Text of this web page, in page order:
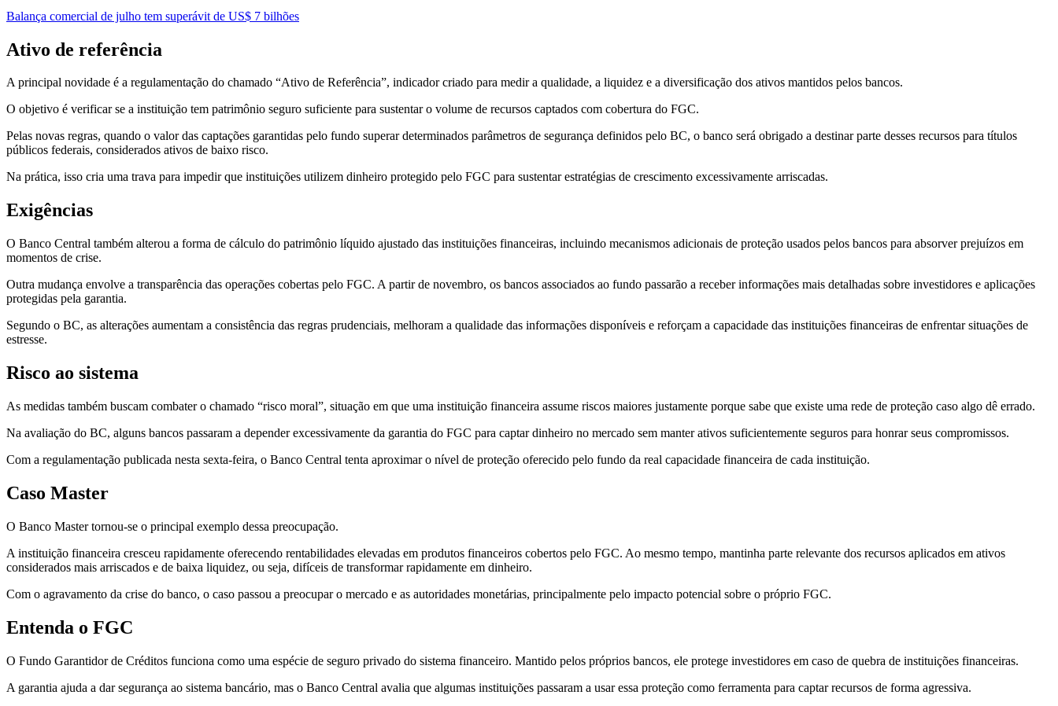
Balança comercial de julho tem superávit de US$ 7 bilhões
Ativo de referência
A principal novidade é a regulamentação do chamado “Ativo de Referência”, indicador criado para medir a qualidade, a liquidez e a diversificação dos ativos mantidos pelos bancos.
O objetivo é verificar se a instituição tem patrimônio seguro suficiente para sustentar o volume de recursos captados com cobertura do FGC.
Pelas novas regras, quando o valor das captações garantidas pelo fundo superar determinados parâmetros de segurança definidos pelo BC, o banco será obrigado a destinar parte desses recursos para títulos
públicos federais, considerados ativos de baixo risco.
Na prática, isso cria uma trava para impedir que instituições utilizem dinheiro protegido pelo FGC para sustentar estratégias de crescimento excessivamente arriscadas.
Exigências
O Banco Central também alterou a forma de cálculo do patrimônio líquido ajustado das instituições financeiras, incluindo mecanismos adicionais de proteção usados pelos bancos para absorver prejuízos em
momentos de crise.
Outra mudança envolve a transparência das operações cobertas pelo FGC. A partir de novembro, os bancos associados ao fundo passarão a receber informações mais detalhadas sobre investidores e aplicações
protegidas pela garantia.
Segundo o BC, as alterações aumentam a consistência das regras prudenciais, melhoram a qualidade das informações disponíveis e reforçam a capacidade das instituições financeiras de enfrentar situações de
estresse.
Risco ao sistema
As medidas também buscam combater o chamado “risco moral”, situação em que uma instituição financeira assume riscos maiores justamente porque sabe que existe uma rede de proteção caso algo dê errado.
Na avaliação do BC, alguns bancos passaram a depender excessivamente da garantia do FGC para captar dinheiro no mercado sem manter ativos suficientemente seguros para honrar seus compromissos.
Com a regulamentação publicada nesta sexta-feira, o Banco Central tenta aproximar o nível de proteção oferecido pelo fundo da real capacidade financeira de cada instituição.
Caso Master
O Banco Master tornou-se o principal exemplo dessa preocupação.
A instituição financeira cresceu rapidamente oferecendo rentabilidades elevadas em produtos financeiros cobertos pelo FGC. Ao mesmo tempo, mantinha parte relevante dos recursos aplicados em ativos
considerados mais arriscados e de baixa liquidez, ou seja, difíceis de transformar rapidamente em dinheiro.
Com o agravamento da crise do banco, o caso passou a preocupar o mercado e as autoridades monetárias, principalmente pelo impacto potencial sobre o próprio FGC.
Entenda o FGC
O Fundo Garantidor de Créditos funciona como uma espécie de seguro privado do sistema financeiro. Mantido pelos próprios bancos, ele protege investidores em caso de quebra de instituições financeiras.
A garantia ajuda a dar segurança ao sistema bancário, mas o Banco Central avalia que algumas instituições passaram a usar essa proteção como ferramenta para captar recursos de forma agressiva.